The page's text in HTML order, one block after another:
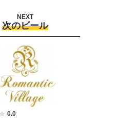
次のビール
NEXT
0.0